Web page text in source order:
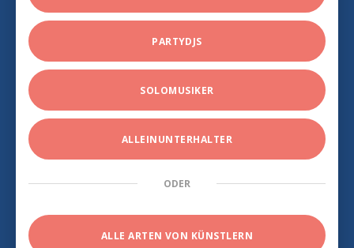
PARTYDJS
SOLOMUSIKER
ALLEINUNTERHALTER
ODER
ALLE ARTEN VON KÜNSTLERN